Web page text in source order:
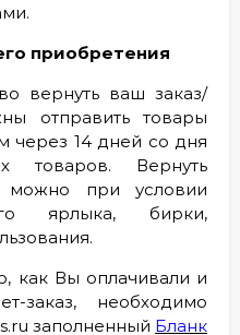
приобретения
вернуть ваш заказ/
отправить товары
через 14 дней со дня
товаров. Вернуть
можно при условии
ярлыка, бирки,
как Вы оплачивали и
заказ, необходимо
заполненный Бланк